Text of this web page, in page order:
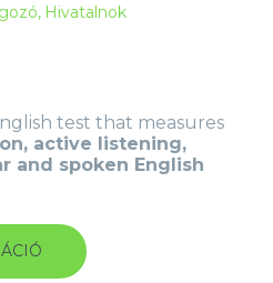
Hivatalnok
test that measures
active listening,
and spoken English
AUTOMATED
SPOKEN